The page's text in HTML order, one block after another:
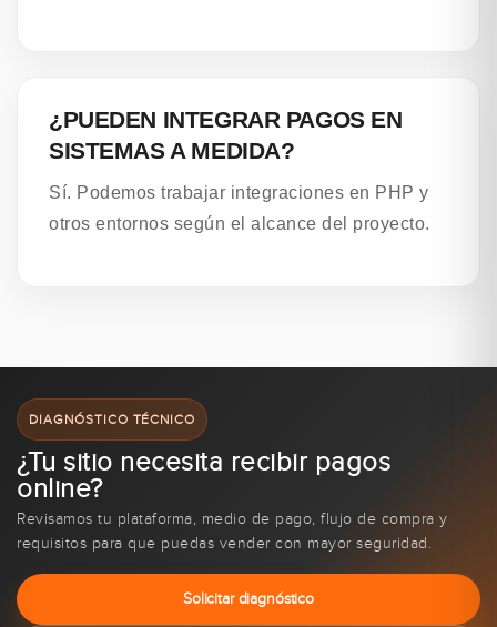
¿PUEDEN INTEGRAR PAGOS EN
SISTEMAS A MEDIDA?
Sí. Podemos trabajar integraciones en PHP y
otros entornos según el alcance del proyecto.
DIAGNÓSTICO TÉCNICO
¿Tu sitio necesita recibir pagos
online?
Revisamos tu plataforma, medio de pago, flujo de compra y
requisitos para que puedas vender con mayor seguridad.
Solicitar diagnóstico